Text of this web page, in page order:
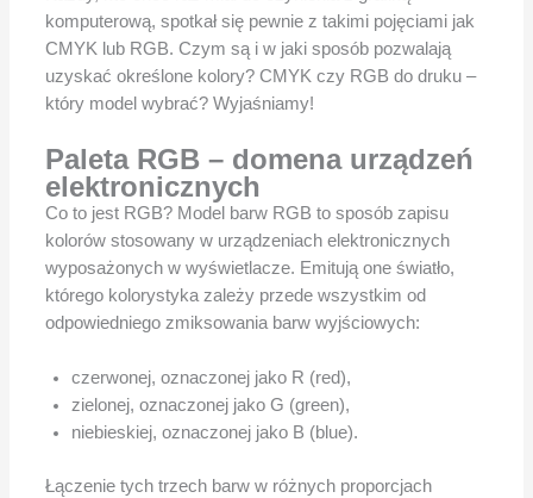
komputerową, spotkał się pewnie z takimi pojęciami jak
CMYK lub RGB. Czym są i w jaki sposób pozwalają
uzyskać określone kolory? CMYK czy RGB do druku –
który model wybrać? Wyjaśniamy!
Paleta RGB – domena urządzeń
elektronicznych
Co to jest RGB? Model barw RGB to sposób zapisu
kolorów stosowany w urządzeniach elektronicznych
wyposażonych w wyświetlacze. Emitują one światło,
którego kolorystyka zależy przede wszystkim od
odpowiedniego zmiksowania barw wyjściowych:
czerwonej, oznaczonej jako R (red),
zielonej, oznaczonej jako G (green),
niebieskiej, oznaczonej jako B (blue).
Łączenie tych trzech barw w różnych proporcjach